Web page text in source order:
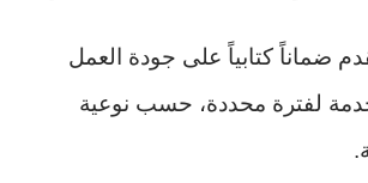
ضماناً كتابياً على جودة العمل
لفترة محددة، حسب نوعية